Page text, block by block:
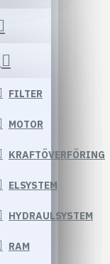
FILTER
MOTOR
KRAFTÖVERFÖRING
ELSYSTEM
HYDRAULSYSTEM
RAM